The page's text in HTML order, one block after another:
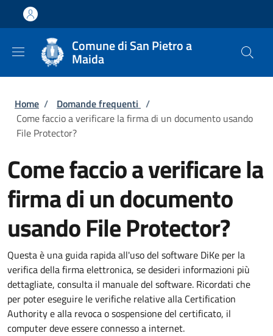
Salta al contenuto principale
Skip to footer content
Comune di San Pietro a
Maida
Briciole di pane
Home / Domande frequenti /
Come faccio a verificare la firma di un documento usando
File Protector?
Come faccio a verificare la
firma di un documento
usando File Protector?
Questa è una guida rapida all'uso del software DiKe per la
verifica della firma elettronica, se desideri informazioni più
dettagliate, consulta il manuale del software. Ricordati che
per poter eseguire le verifiche relative alla Certification
Authority e alla revoca o sospensione del certificato, il
computer deve essere connesso a internet.